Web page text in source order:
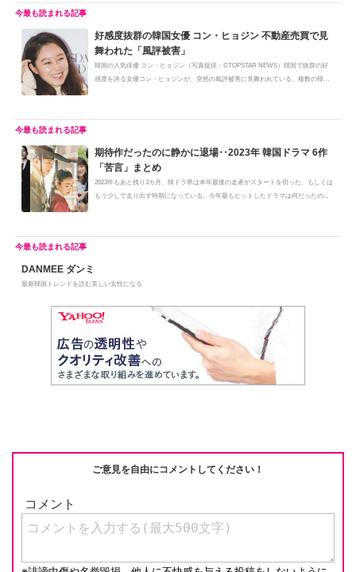
好感度抜群の韓国女優 コン・ヒョジン 不動産売買で見
舞われた「風評被害」
韓国の人気俳優 コン・ヒョジン（写真提供：©TOPSTAR NEWS）韓国で抜群の好
感度を誇る女優コン・ヒョジンが、突然の風評被害に見舞われている。複数の韓国
期待作だったのに静かに退場‥2023年 韓国ドラマ 6作
「苦言」まとめ
2023年もあと残り3カ月、韓ドラ界は本年最後の走者がスタートを切った、もしくは
もう少しで走り出す時期になっている。今年最もヒットしたドラマは何だったの...
DANMEE ダンミ
最新韓国トレンドを読む美しい女性になる
ご意見を自由にコメントしてください！